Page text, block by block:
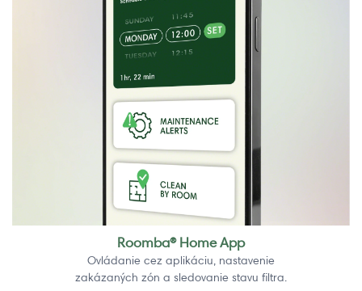
Roomba® Home App
Ovládanie cez aplikáciu, nastavenie
zakázaných zón a sledovanie stavu filtra.